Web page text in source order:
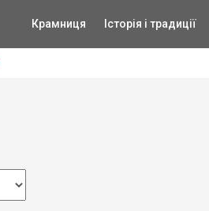
Крамниця Історія і традиції